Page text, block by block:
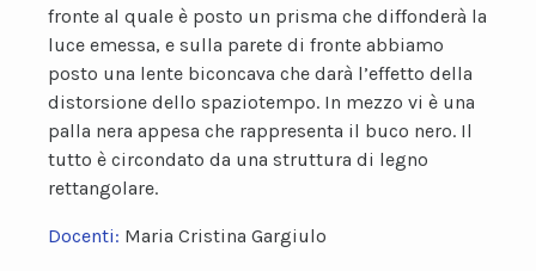
fronte al quale è posto un prisma che diffonderà la
luce emessa, e sulla parete di fronte abbiamo
posto una lente biconcava che darà l’effetto della
distorsione dello spaziotempo. In mezzo vi è una
palla nera appesa che rappresenta il buco nero. Il
tutto è circondato da una struttura di legno
rettangolare.
Docenti: Maria Cristina Gargiulo